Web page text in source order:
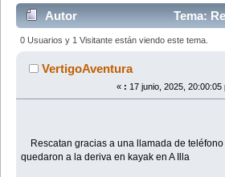
Autor
Tema:
(Leído 47102 veces)
0 Usuarios y 1 Visitante están viendo este tema.
VertigoAventura
« : 17 junio, 2025, 20:00:05
Rescatan gracias a una llamada de teléfono
quedaron a la deriva en kayak en A Illa